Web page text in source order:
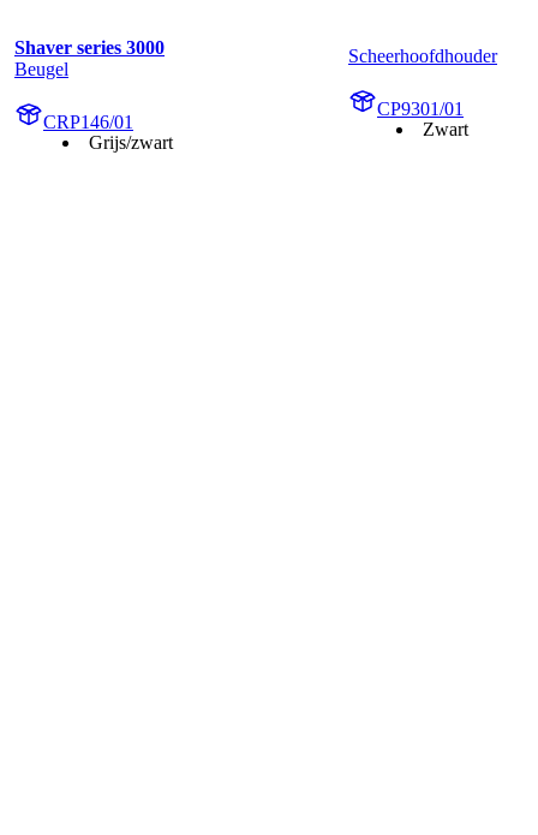
Shaver series 3000
Beugel
CRP146/01
Grijs/zwart
Scheerhoofdhouder
CP9301/01
Zwart